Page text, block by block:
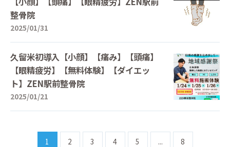
整骨院
2025/01/31
久留米初導入【小顔】【痛み】【頭痛】
【眼精疲労】【無料体験】【ダイエッ
ト】ZEN駅前整骨院
2025/01/21
1 2 3 4 5 ... 8